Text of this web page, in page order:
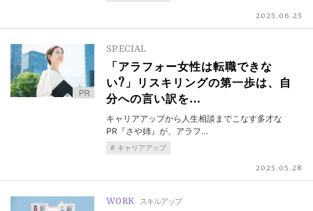
2025.06.25
SPECIAL
「アラフォー女性は転職できな
い?」リスキリングの第一歩は、自
分への言い訳を…
キャリアアップから人生相談までこなす多才な
PR『さや姉』が、アラフ…
キャリアアップ
2025.05.28
WORK スキルアップ